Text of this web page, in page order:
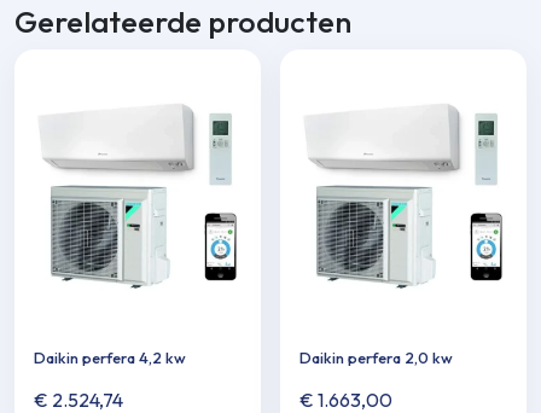
Gerelateerde producten
Daikin perfera 4,2 kw
€ 2.524,74
Daikin perfera 2,0 kw
€ 1.663,00